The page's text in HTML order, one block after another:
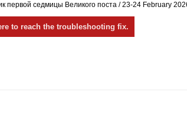
первой седмицы Великого поста / 23-24 February
to reach the troubleshooting fix.